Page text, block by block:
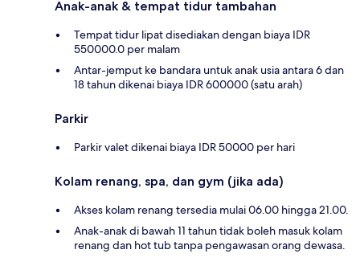
Anak-anak & tempat tidur tambahan
Tempat tidur lipat disediakan dengan biaya IDR
550000.0 per malam
Antar-jemput ke bandara untuk anak usia antara 6 dan
18 tahun dikenai biaya IDR 600000 (satu arah)
Parkir
Parkir valet dikenai biaya IDR 50000 per hari
Kolam renang, spa, dan gym (jika ada)
Akses kolam renang tersedia mulai 06.00 hingga 21.00.
Anak-anak di bawah 11 tahun tidak boleh masuk kolam
renang dan hot tub tanpa pengawasan orang dewasa.